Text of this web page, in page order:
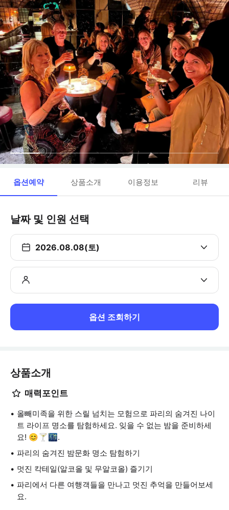
옵션예약 상품소개 이용정보 리뷰
날짜 및 인원 선택
2026.08.08(토)
옵션 조회하기
상품소개
매력포인트
올빼미족을 위한 스릴 넘치는 모험으로 파리의 숨겨진 나이
트 라이프 명소를 탐험하세요. 잊을 수 없는 밤을 준비하세
요! 😊🍸🌃.
파리의 숨겨진 밤문화 명소 탐험하기
멋진 칵테일(알코올 및 무알코올) 즐기기
파리에서 다른 여행객들을 만나고 멋진 추억을 만들어보세
요.